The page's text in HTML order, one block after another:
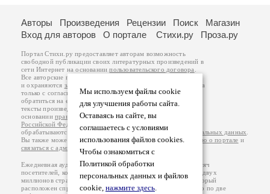
Мы используем файлы cookie
для улучшения работы сайта.
Оставаясь на сайте, вы
соглашаетесь с условиями
использования файлов cookies.
Чтобы ознакомиться с
Политикой обработки
персональных данных и файлов
cookie, нажмите здесь.
Авторы Произведения Рецензии Поиск
Магазин
Вход для авторов
О портале Стихи.ру Проза.ру
Портал Стихи.ру предоставляет авторам возможность
свободной публикации своих литературных произведений в
сети Интернет на основаниипользовательского договора
Все авторские права на произведения принадлежат авторам
и охраняются законом
. Перепечатка произведений возможна
только с согласия его автора, к которому вы можете
обратиться на его авторской странице. Ответственность за
тексты произведений авторы несут самостоятельно на
основанииправил публикацииизаконодательства
Российской Федерации
обрабатываются на основанииПолитики обработки персональных данных
Вы также можете посмотреть более подробнуюинформацию о портале и
связаться с администрацией
Ежедневная аудитория портала Стихи.ру – порядка 200 тысяч
посетителей, которые в общей сумме просматривают более двух
миллионов страниц по данным счетчика посещаемости, который
расположен справа от этого текста. В каждой графе указано по две